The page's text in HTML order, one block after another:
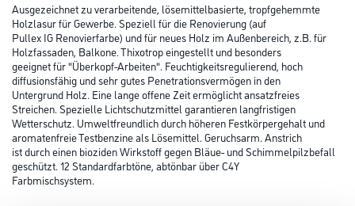
Ausgezeichnet zu verarbeitende, lösemittelbasierte, tropfgehemmte
Holzlasur für Gewerbe. Speziell für die Renovierung (auf
Pullex IG Renovierfarbe) und für neues Holz im Außenbereich, z.B. für
Holzfassaden, Balkone. Thixotrop eingestellt und besonders
geeignet für "Überkopf-Arbeiten". Feuchtigkeitsregulierend, hoch
diffusionsfähig und sehr gutes Penetrationsvermögen in den
Untergrund Holz. Eine lange offene Zeit ermöglicht ansatzfreies
Streichen. Spezielle Lichtschutzmittel garantieren langfristigen
Wetterschutz. Umweltfreundlich durch höheren Festkörpergehalt und
aromatenfreie Testbenzine als Lösemittel. Geruchsarm. Anstrich
ist durch einen bioziden Wirkstoff gegen Bläue- und Schimmelpilzbefall
geschützt. 12 Standardfarbtöne, abtönbar über C4Y
Farbmischsystem.